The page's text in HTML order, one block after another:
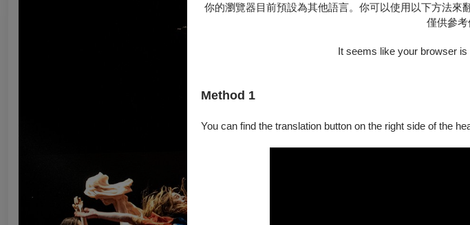
你的瀏覽器目前預設為其他語言。你可以使用以下方法來
僅供參考
It seems like your browser is
Method 1
You can find the translation button on the right side of the